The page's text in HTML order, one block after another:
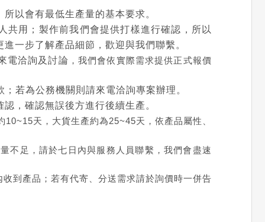
以會有最低生產量的基本要求。
共用；製作前我們會提供打樣進行確認，所以
一步了解產品細節，歡迎與我們聯繫。
電洽詢及討論 ，我們會依實際需求提供正式報價
若為公務機關則請來電洽詢專案辦理。
，確認無誤後方進行後續生產。
天，大貨生產約為25~45天，依產品屬性、
不足，請於七日內與服務人員聯繫，我們會盡速
到產品；若有代寄、分送需求請於詢價時一併告